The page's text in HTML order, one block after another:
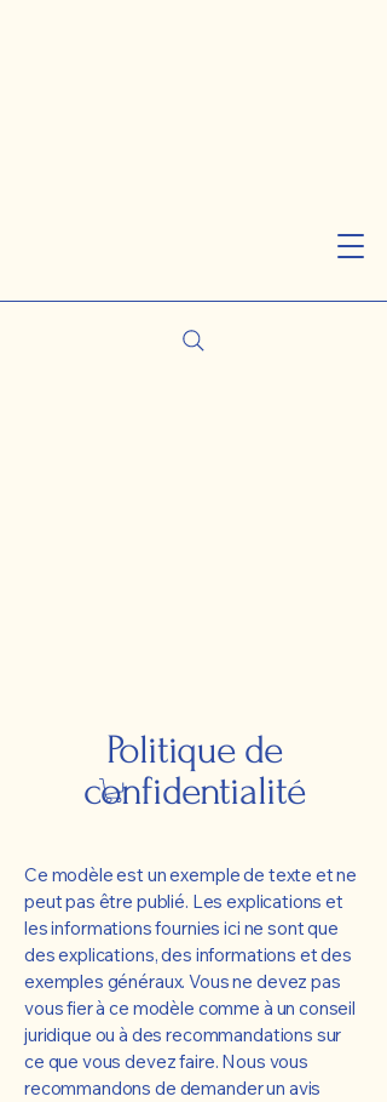
Politique de
confidentialité
Ce modèle est un exemple de texte et ne
peut pas être publié. Les explications et
les informations fournies ici ne sont que
des explications, des informations et des
exemples généraux. Vous ne devez pas
vous fier à ce modèle comme à un conseil
juridique ou à des recommandations sur
ce que vous devez faire. Nous vous
recommandons de demander un avis